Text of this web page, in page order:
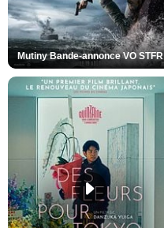
Mutiny Bande-annonce VO STFR